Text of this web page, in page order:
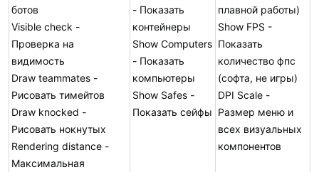
ботов
Visible check -
Проверка на
видимость
Draw teammates -
Рисовать тимейтов
Draw knocked -
Рисовать нокнутых
Rendering distance -
Максимальная
- Показать
контейнеры
Show Computers
- Показать
компьютеры
Show Safes -
Показать сейфы
плавной работы)
Show FPS -
Показать
количество фпс
(софта, не игры)
DPI Scale -
Размер меню и
всех визуальных
компонентов